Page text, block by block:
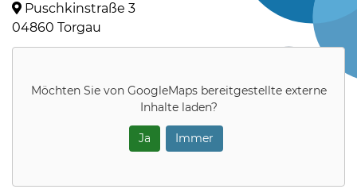
Puschkinstraße 3
04860 Torgau
Möchten Sie von GoogleMapsbereitgestellte externe
Inhalte laden?
Ja Immer